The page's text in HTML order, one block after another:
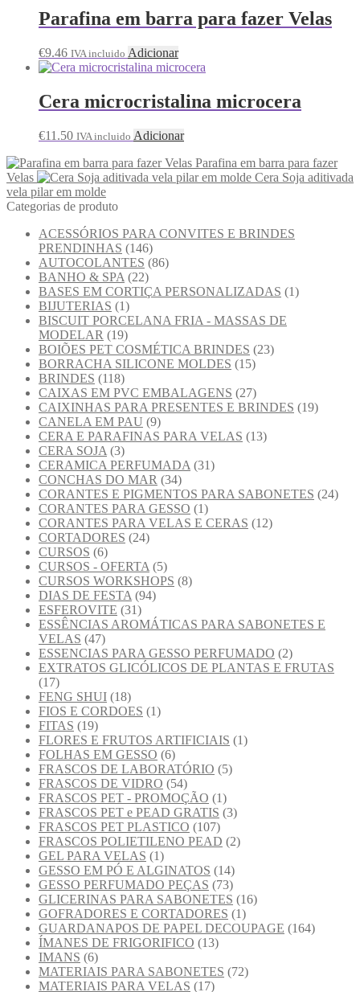
Parafina em barra para fazer Velas
€9.46 IVA incluido Adicionar
Cera microcristalina microcera
€11.50 IVA incluido Adicionar
Parafina em barra para fazer
Velas
Cera Soja aditivada
vela pilar em molde
Categorias de produto
ACESSÓRIOS PARA CONVITES E BRINDES
PRENDINHAS (146)
AUTOCOLANTES (86)
BANHO & SPA (22)
BASES EM CORTIÇA PERSONALIZADAS (1)
BIJUTERIAS (1)
BISCUIT PORCELANA FRIA - MASSAS DE
MODELAR (19)
BOIÕES PET COSMÉTICA BRINDES (23)
BORRACHA SILICONE MOLDES (15)
BRINDES (118)
CAIXAS EM PVC EMBALAGENS (27)
CAIXINHAS PARA PRESENTES E BRINDES (19)
CANELA EM PAU (9)
CERA E PARAFINAS PARA VELAS (13)
CERA SOJA (3)
CERAMICA PERFUMADA (31)
CONCHAS DO MAR (34)
CORANTES E PIGMENTOS PARA SABONETES (24)
CORANTES PARA GESSO (1)
CORANTES PARA VELAS E CERAS (12)
CORTADORES (24)
CURSOS (6)
CURSOS - OFERTA (5)
CURSOS WORKSHOPS (8)
DIAS DE FESTA (94)
ESFEROVITE (31)
ESSÊNCIAS AROMÁTICAS PARA SABONETES E
VELAS (47)
ESSENCIAS PARA GESSO PERFUMADO (2)
EXTRATOS GLICÓLICOS DE PLANTAS E FRUTAS
(17)
FENG SHUI (18)
FIOS E CORDOES (1)
FITAS (19)
FLORES E FRUTOS ARTIFICIAIS (1)
FOLHAS EM GESSO (6)
FRASCOS DE LABORATÓRIO (5)
FRASCOS DE VIDRO (54)
FRASCOS PET - PROMOÇÃO (1)
FRASCOS PET e PEAD GRATIS (3)
FRASCOS PET PLASTICO (107)
FRASCOS POLIETILENO PEAD (2)
GEL PARA VELAS (1)
GESSO EM PÓ E ALGINATOS (14)
GESSO PERFUMADO PEÇAS (73)
GLICERINAS PARA SABONETES (16)
GOFRADORES E CORTADORES (1)
GUARDANAPOS DE PAPEL DECOUPAGE (164)
ÍMANES DE FRIGORIFICO (13)
IMANS (6)
MATERIAIS PARA SABONETES (72)
MATERIAIS PARA VELAS (17)